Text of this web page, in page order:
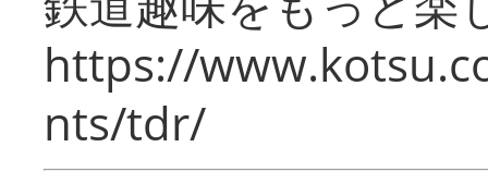
https://
nts/tdr/